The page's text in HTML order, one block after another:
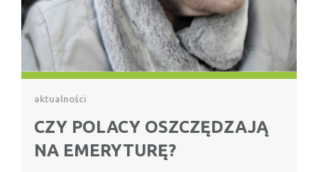
aktualności
CZY POLACY OSZCZĘDZAJĄ
NA EMERYTURĘ?